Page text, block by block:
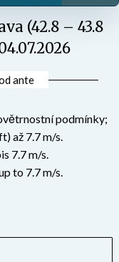
(42.8 – 43.8
ante
podmínky;
až 7.7 m/s.
7.7 m/s.
to 7.7 m/s.